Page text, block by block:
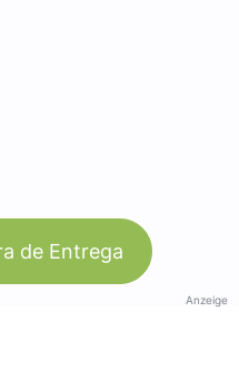
de Entrega
Anzeige